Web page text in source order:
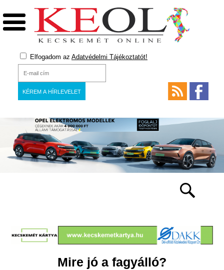
Elfogadom az Adatvédelmi Tájékoztatót!
Mire jó a fagyálló?